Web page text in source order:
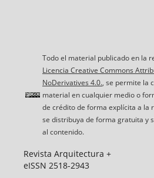
Todo el material publicado en la
Licencia Creative Commons
NoDerivatives 4.0., se permite la
material en cualquier medio o
de crédito de forma explícita a la
se distribuya de forma gratuita y
al contenido.
Revista Arquitectura +
eISSN 2518-2943